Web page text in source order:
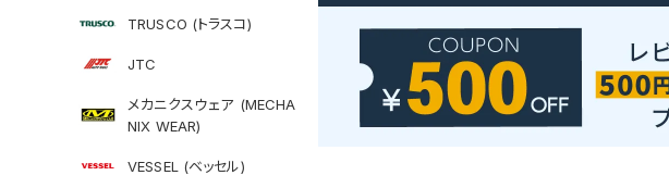
TRUSCO (トラスコ)
JTC
メカニクスウェア (MECHA
NIX WEAR)
VESSEL (ベッセル)